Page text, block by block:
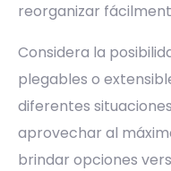
reorganizar
Considera la
plegables o
diferentes
aprovechar al
brindar opciones